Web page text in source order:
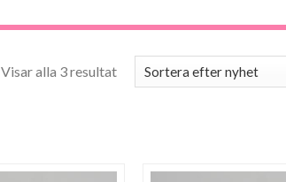
Visar alla 3 resultatSortera efter senaste